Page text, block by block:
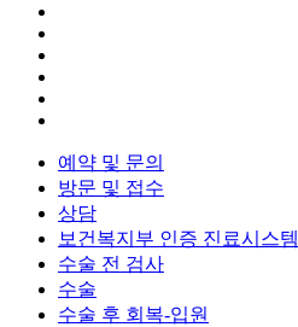
예약 및 문의
방문 및 접수
상담
보건복지부 인증 진료시스템
수술 전 검사
수술
수술 후 회복-입원